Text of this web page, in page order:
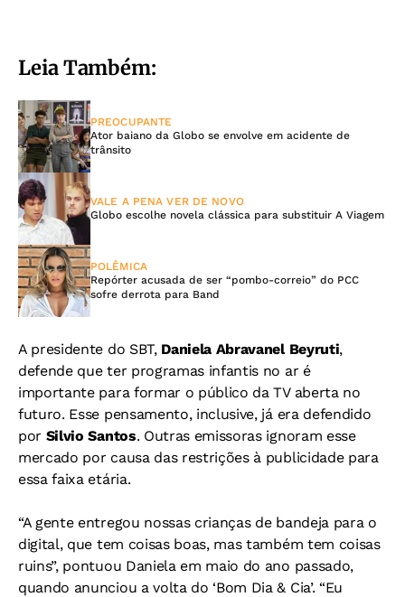
Leia Também:
PREOCUPANTE
Ator baiano da Globo se envolve em acidente de
trânsito
VALE A PENA VER DE NOVO
Globo escolhe novela clássica para substituir A Viagem
POLÊMICA
Repórter acusada de ser “pombo-correio” do PCC
sofre derrota para Band
A presidente do SBT, Daniela Abravanel Beyruti,
defende que ter programas infantis no ar é
importante para formar o público da TV aberta no
futuro. Esse pensamento, inclusive, já era defendido
por Silvio Santos. Outras emissoras ignoram esse
mercado por causa das restrições à publicidade para
essa faixa etária.
“A gente entregou nossas crianças de bandeja para o
digital, que tem coisas boas, mas também tem coisas
ruins”, pontuou Daniela em maio do ano passado,
quando anunciou a volta do ‘Bom Dia & Cia’. “Eu